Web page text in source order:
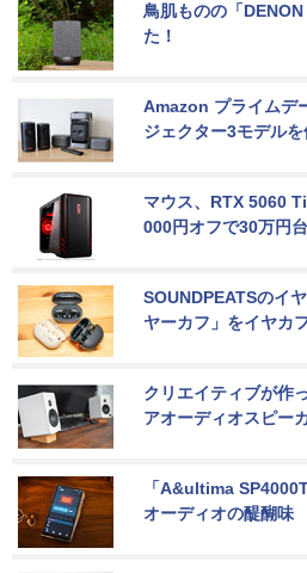
鳥肌ものの「
た！
Amazon プライムデ
ジェクター3モデル
マウス、RTX 5060
000円オフで30万円台
SOUNDPEATSのイ
ヤーカフ」をイヤカ
クリエイティブが作
アオーディオスピー
「A&ultima
オーディオの醍醐味